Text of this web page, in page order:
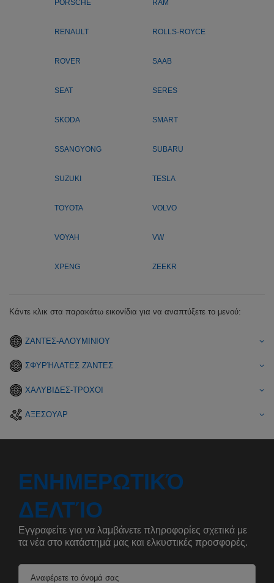
PORSCHE RAM
RENAULT ROLLS-ROYCE
ROVER SAAB
SEAT SERES
SKODA SMART
SSANGYONG SUBARU
SUZUKI TESLA
TOYOTA VOLVO
VOYAH VW
XPENG ZEEKR
Κάντε κλικ στα παρακάτω εικονίδια για να αναπτύξετε το μενού:
ΖΑΝΤΕΣ-ΑΛΟΥΜΙΝΙΟΥ
ΣΦΥΡΉΛΑΤΕΣ ΖΆΝΤΕΣ
ΧΑΛΥΒΙΔΕΣ-ΤΡΟΧΟΙ
ΑΞΕΣΟΥΑΡ
ΕΝΗΜΕΡΩΤΙΚΌ
ΔΕΛΤΊΟ
Εγγραφείτε για να λαμβάνετε πληροφορίες σχετικά με
τα νέα στο κατάστημά μας και ελκυστικές προσφορές.
Αναφέρετε το όνομά σας